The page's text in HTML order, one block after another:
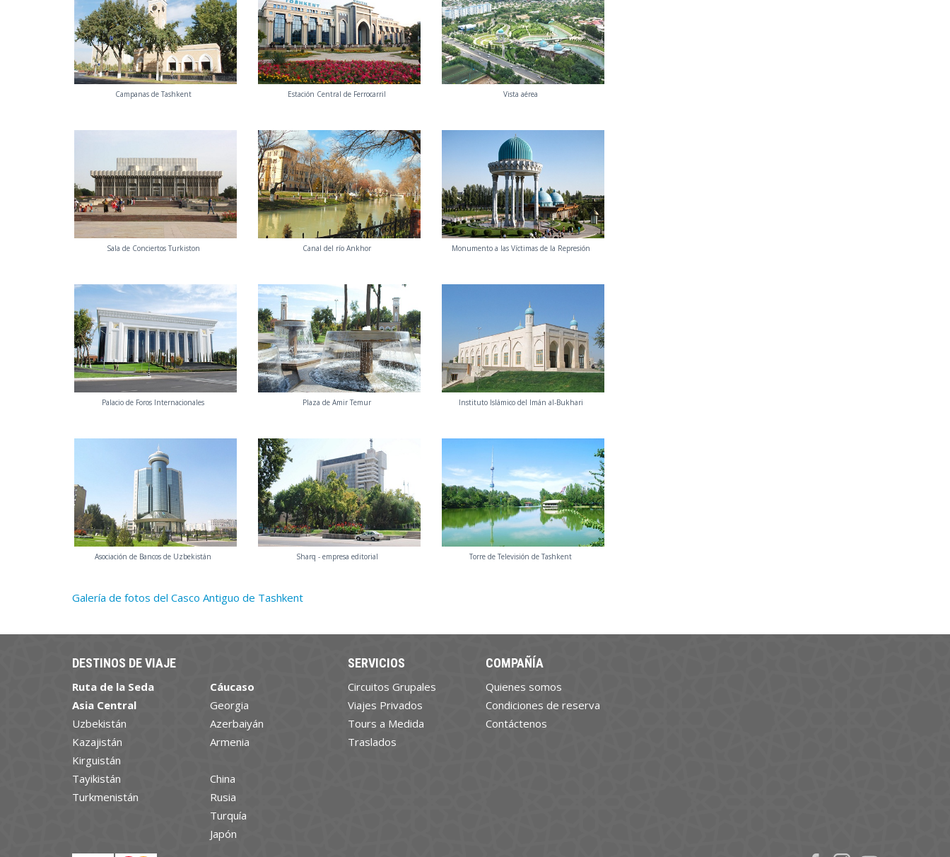
Campanas de Tashkent Estación Сentral de Ferrocarril Vista aérea
Sala de Conciertos Turkiston Canal del río Ankhor Monumento a las Víctimas de la Represión
Palacio de Foros Internacionales Plaza de Amir Temur Instituto Islámico del Imán al-Bukhari
Asociación de Bancos de Uzbekistán Sharq - empresa editorial Torre de Televisión de Tashkent
Galería de fotos del Casco Antiguo de Tashkent
DESTINOS DE VIAJE
Ruta de la Seda
Asia Central
Uzbekistán
Kazajistán
Kirguistán
Tayikistán
Turkmenistán
Cáucaso
Georgia
Azerbaiyán
Armenia
China
Rusia
Turquía
Japón
SERVICIOS
Circuitos Grupales
Viajes Privados
Tours a Medida
Traslados
COMPAÑÍA
Quienes somos
Condiciones de reserva
Contáctenos